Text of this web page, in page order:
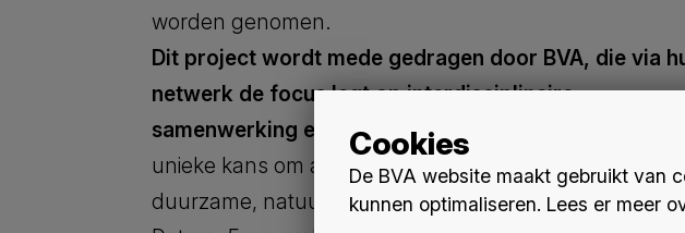
Cookies
De BVA website maakt gebruikt van
kunnen optimaliseren. Lees er meer
worden genomen.
Dit project wordt mede gedragen door BVA, die via
netwerk de focus legt op interdisciplinaire
samenwerking en kwaliteitsvolle Baukultur.
unieke kans om als architect bij te dragen aan een
duurzame, natuurinclusieve toekomst.